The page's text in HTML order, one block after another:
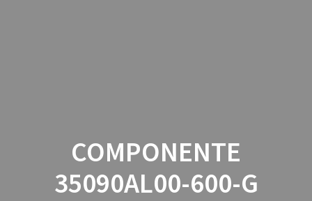
COMPONENTE
35090AL00-600-G